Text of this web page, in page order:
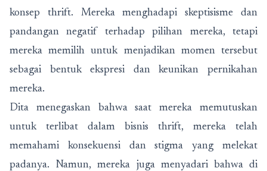
konsep thrift. Mereka menghadapi skeptisisme dan
pandangan negatif terhadap pilihan mereka, tetapi
mereka memilih untuk menjadikan momen tersebut
sebagai bentuk ekspresi dan keunikan pernikahan
mereka.
Dita menegaskan bahwa saat mereka memutuskan
untuk terlibat dalam bisnis thrift, mereka telah
memahami konsekuensi dan stigma yang melekat
padanya. Namun, mereka juga menyadari bahwa di